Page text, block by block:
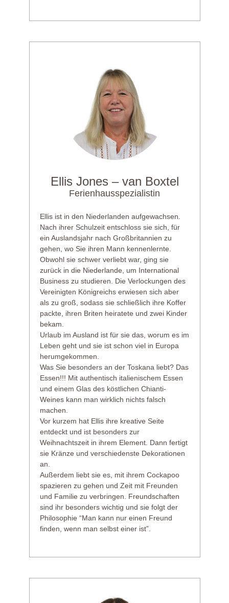
Ellis Jones – van Boxtel
Ferienhausspezialistin
Ellis ist in den Niederlanden aufgewachsen.
Nach ihrer Schulzeit entschloss sie sich, für
ein Auslandsjahr nach Großbritannien zu
gehen, wo Sie ihren Mann kennenlernte.
Obwohl sie schwer verliebt war, ging sie
zurück in die Niederlande, um International
Business zu studieren. Die Verlockungen des
Vereinigten Königreichs erwiesen sich aber
als zu groß, sodass sie schließlich ihre Koffer
packte, ihren Briten heiratete und zwei Kinder
bekam.
Urlaub im Ausland ist für sie das, worum es im
Leben geht und sie ist schon viel in Europa
herumgekommen.
Was Sie besonders an der Toskana liebt? Das
Essen!!! Mit authentisch italienischem Essen
und einem Glas des köstlichen Chianti-
Weines kann man wirklich nichts falsch
machen.
Vor kurzem hat Ellis ihre kreative Seite
entdeckt und ist besonders zur
Weihnachtszeit in ihrem Element. Dann fertigt
sie Kränze und verschiedenste Dekorationen
an.
Außerdem liebt sie es, mit ihrem Cockapoo
spazieren zu gehen und Zeit mit Freunden
und Familie zu verbringen. Freundschaften
sind ihr besonders wichtig und sie folgt der
Philosophie “Man kann nur einen Freund
finden, wenn man selbst einer ist”.